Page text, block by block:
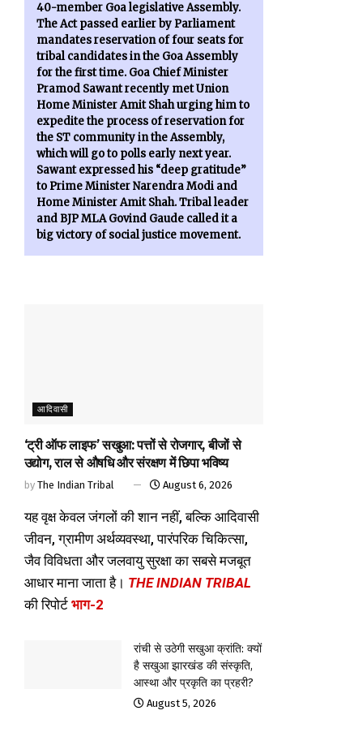
40-member Goa legislative Assembly.
The Act passed earlier by Parliament
mandates reservation of four seats for
tribal candidates in the Goa Assembly
for the first time. Goa Chief Minister
Pramod Sawant recently met Union
Home Minister Amit Shah urging him to
expedite the process of reservation for
the ST community in the Assembly,
which will go to polls early next year.
Sawant expressed his “deep gratitude”
to Prime Minister Narendra Modi and
Home Minister Amit Shah. Tribal leader
and BJP MLA Govind Gaude called it a
big victory of social justice movement.
आदिवासी
‘ट्री ऑफ लाइफ’ सखुआ: पत्तों से रोजगार, बीजों से
उद्योग, राल से औषधि और संरक्षण में छिपा भविष्य
by The Indian Tribal August 6, 2026
यह वृक्ष केवल जंगलों की शान नहीं, बल्कि आदिवासी
जीवन, ग्रामीण अर्थव्यवस्था, पारंपरिक चिकित्सा,
जैव विविधता और जलवायु सुरक्षा का सबसे मजबूत
आधार माना जाता है। THE INDIAN TRIBAL
की रिपोर्ट भाग-2
रांची से उठेगी सखुआ क्रांति: क्यों
है सखुआ झारखंड की संस्कृति,
आस्था और प्रकृति का प्रहरी?
August 5, 2026